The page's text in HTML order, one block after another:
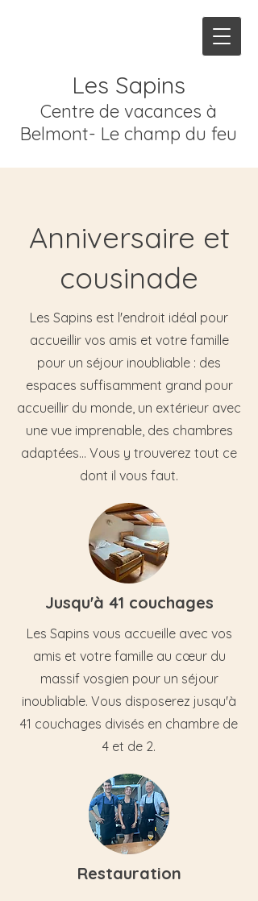
Les Sapins
Centre de vacances à
Belmont- Le champ du feu
Anniversaire et
cousinade
Les Sapins est l'endroit idéal pour
accueillir vos amis et votre famille
pour un séjour inoubliable : des
espaces suffisamment grand pour
accueillir du monde, un extérieur avec
une vue imprenable, des chambres
adaptées... Vous y trouverez tout ce
dont il vous faut.
Jusqu'à 41 couchages
Les Sapins vous accueille avec vos
amis et votre famille au cœur du
massif vosgien pour un séjour
inoubliable. Vous disposerez jusqu'à
41 couchages divisés en chambre de
4 et de 2.
Restauration